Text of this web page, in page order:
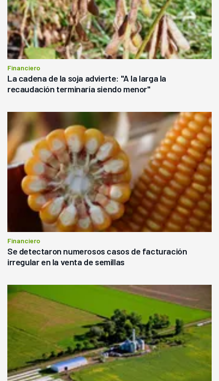
Financiero
La cadena de la soja advierte: "A la larga la
recaudación terminaría siendo menor"
Financiero
Se detectaron numerosos casos de facturación
irregular en la venta de semillas